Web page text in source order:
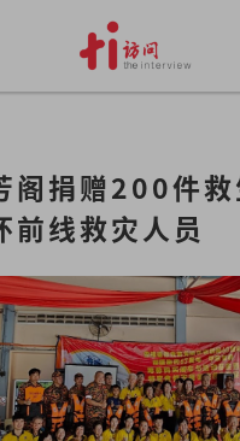
阁捐赠200件
前线救灾人员